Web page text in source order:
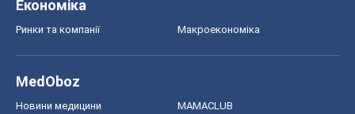
Економіка
Ринки та компанії Макроекономіка
MedOboz
Новини медицини MAMACLUB